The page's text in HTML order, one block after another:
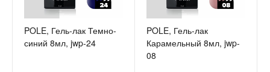
POLE, Гель-лак Темно-
синий 8мл, jwp-24
POLE, Гель-лак
Карамельный 8мл, jwp-
08